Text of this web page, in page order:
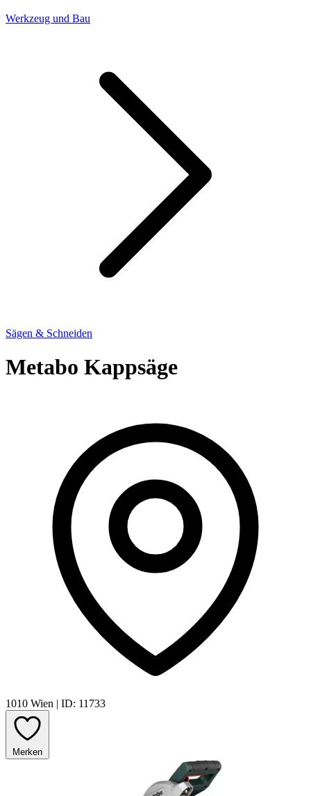
Werkzeug und Bau
Sägen & Schneiden
Metabo Kappsäge
1010 Wien | ID: 11733
Merken